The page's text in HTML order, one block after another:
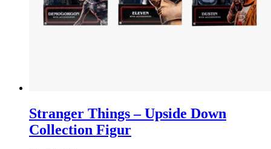
Stranger Things – Upside Down
Collection Figur